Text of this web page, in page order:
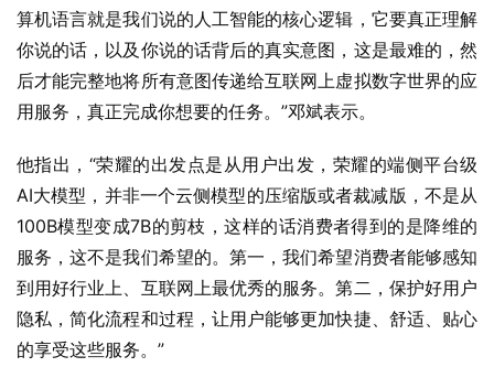
算机语言就是我们说的人工智能的核心逻辑，它要真正理解
你说的话，以及你说的话背后的真实意图，这是最难的，然
后才能完整地将所有意图传递给互联网上虚拟数字世界的应
用服务，真正完成你想要的任务。”邓斌表示。
他指出，“荣耀的出发点是从用户出发，荣耀的端侧平台级
AI大模型，并非一个云侧模型的压缩版或者裁减版，不是从
100B模型变成7B的剪枝，这样的话消费者得到的是降维的
服务，这不是我们希望的。第一，我们希望消费者能够感知
到用好行业上、互联网上最优秀的服务。第二，保护好用户
隐私，简化流程和过程，让用户能够更加快捷、舒适、贴心
的享受这些服务。”